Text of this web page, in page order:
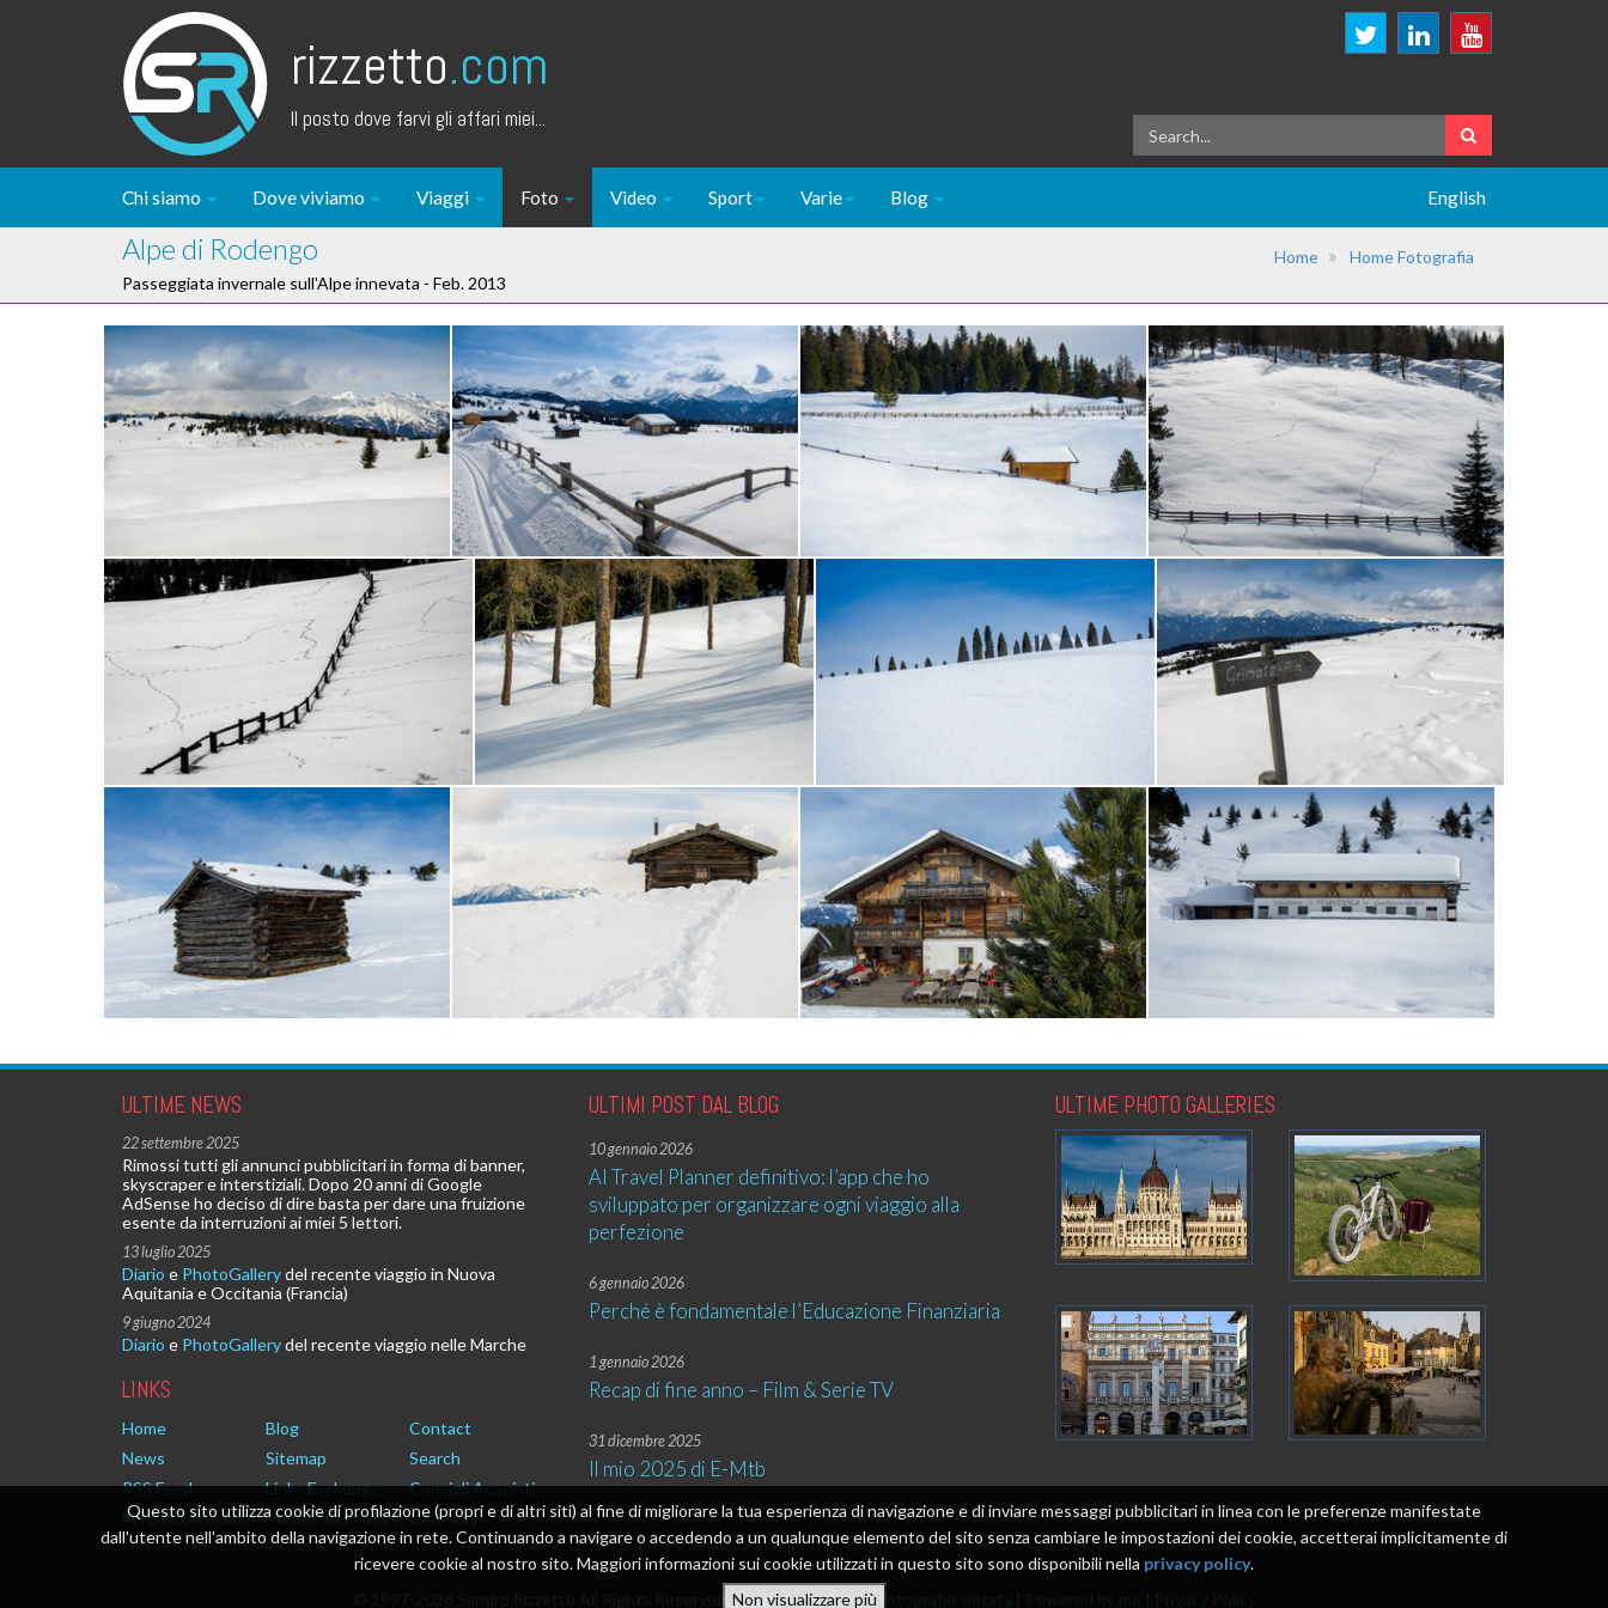
rizzetto.com
Il posto dove farvi gli affari miei...
Chi siamo Dove viviamo Viaggi Foto Video Sport Varie Blog English
Alpe di Rodengo
Passeggiata invernale sull'Alpe innevata - Feb. 2013
Home Home Fotografia
ULTIME NEWS
22 settembre 2025
Rimossi tutti gli annunci pubblicitari in forma di banner,
skyscraper e interstiziali. Dopo 20 anni di Google
AdSense ho deciso di dire basta per dare una fruizione
esente da interruzioni ai miei 5 lettori.
13 luglio 2025
Diario e PhotoGallerydel recente viaggio in Nuova
Aquitania e Occitania (Francia)
9 giugno 2024
Diario e PhotoGallerydel recente viaggio nelle Marche
LINKS
Home Blog
Contact
News
Sitemap
Search
RSS Feed
Links Exchange
Consigli Acquisti
MTB.rizzetto.com Meteo Alto Adige Geo Italy
ULTIMI POST DAL BLOG
10 gennaio 2026
AI Travel Planner definitivo: l’app che ho
sviluppato per organizzare ogni viaggio alla
perfezione
6 gennaio 2026
Perché è fondamentale l’Educazione Finanziaria
1 gennaio 2026
Recap di fine anno – Film & Serie TV
31 dicembre 2025
Il mio 2025 di E-Mtb
ULTIME PHOTO GALLERIES
© 1997-2026 Sandro Rizzetto All Rights Reserved |Riproduzione delle fotografie vietata
Questo sito utilizza cookie di profilazione (propri e di altri siti) al fine di migliorare la tua esperienza di navigazione e di inviare messaggi pubblicitari in linea con le preferenze manifestate
dall'utente nell'ambito della navigazione in rete. Continuando a navigare o accedendo a un qualunque elemento del sito senza cambiare le impostazioni dei cookie, accetterai implicitamente di
ricevere cookie al nostro sito. Maggiori informazioni sui cookie utilizzati in questo sito sono disponibili nella privacy policy.